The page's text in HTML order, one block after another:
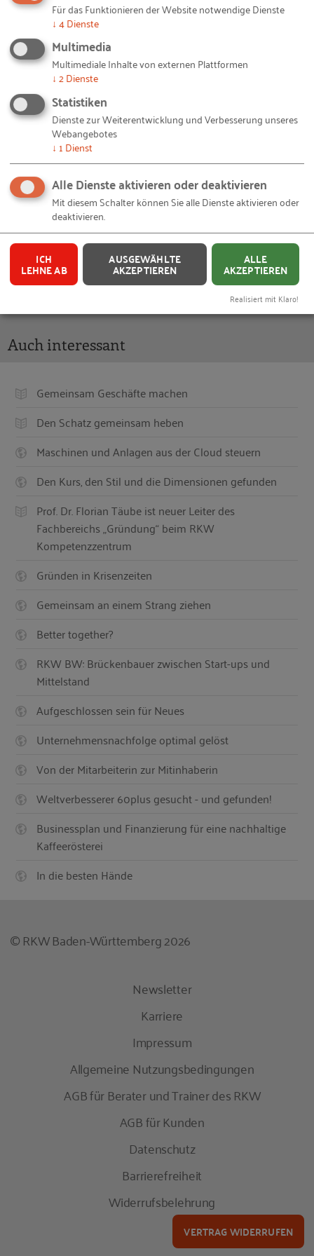
Bildquellen und Copyright-Hinweise
© RKW BW / Privat/Non-kommerziell – IMG_8534.jpg
Sie haben eine zündende
Geschäftsidee?
Das RKW Baden-Württemberg unterstützt Sie gerne mit zielgenauer
Beratung und dem Zugang zu Fördermitteln für Ihre erfolgreiche
Existenzgründung.
MEHR ERFAHREN
Ihnen gefällt dieser Beitrag? Teilen Sie ihn mit anderen:
Auch interessant
Gemeinsam Geschäfte machen
Den Schatz gemeinsam heben
Maschinen und Anlagen aus der Cloud steuern
Den Kurs, den Stil und die Dimensionen gefunden
Prof. Dr. Florian Täube ist neuer Leiter des
Fachbereichs „Gründung“ beim RKW
Kompetenzzentrum
Gründen in Krisenzeiten
Gemeinsam an einem Strang ziehen
Better together?
RKW BW: Brückenbauer zwischen Start-ups und
Mittelstand
Aufgeschlossen sein für Neues
Unternehmensnachfolge optimal gelöst
Von der Mitarbeiterin zur Mitinhaberin
Weltverbesserer 60plus gesucht - und gefunden!
Businessplan und Finanzierung für eine nachhaltige
Kaffeerösterei
In die besten Hände
© RKW Baden-Württemberg 2026
Newsletter
Karriere
Impressum
Allgemeine Nutzungsbedingungen
AGB für Berater und Trainer des RKW
AGB für Kunden
Datenschutz
Barrierefreiheit
Widerrufsbelehrung
VERTRAG WIDERRUFEN
Für das Funktionieren der Website notwendige Dienste
↓ 4Dienste
Multimedia
Multimediale Inhalte von externen Plattformen
↓ 2Dienste
Statistiken
Dienste zur Weiterentwicklung und Verbesserung unseres
Webangebotes
↓ 1 Dienst
Alle Dienste aktivieren oder deaktivieren
Mit diesem Schalter können Sie alle Dienste aktivieren oder
deaktivieren.
ICH
LEHNE AB
AUSGEWÄHLTE
AKZEPTIEREN
ALLE
AKZEPTIEREN
Realisiert mit Klaro!